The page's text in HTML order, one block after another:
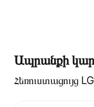
Ապրանքի
Հեռուստացույց